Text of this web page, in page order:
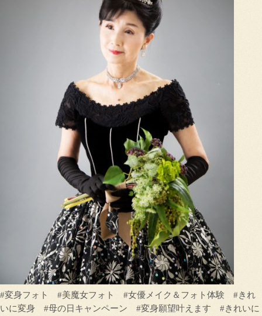
#変身フォト #美魔女フォト #女優メイク＆フォト体験 #きれ
いに変身 #母の日キャンペーン #変身願望叶えます #きれいに